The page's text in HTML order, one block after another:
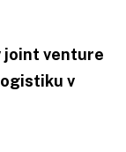
joint venture
v